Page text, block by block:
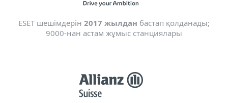
ESET шешімдерін 2017 жылдан бастап қолданады;
9000-нан астам жұмыс станциялары